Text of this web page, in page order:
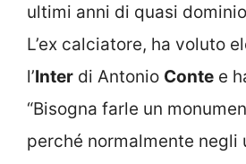
ultimi anni di quasi
L’ex calciatore, ha voluto
l’Inter di Antonio Conte e
“Bisogna farle un
perché normalmente negli